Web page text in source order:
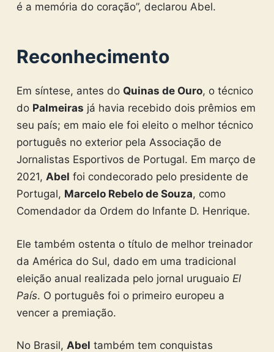
é a memória do coração”, declarou Abel.
Reconhecimento
Em síntese, antes do Quinas de Ouro, o técnico
do Palmeiras já havia recebido dois prêmios em
seu país; em maio ele foi eleito o melhor técnico
português no exterior pela Associação de
Jornalistas Esportivos de Portugal. Em março de
2021, Abel foi condecorado pelo presidente de
Portugal, Marcelo Rebelo de Souza, como
Comendador da Ordem do Infante D. Henrique.
Ele também ostenta o título de melhor treinador
da América do Sul, dado em uma tradicional
eleição anual realizada pelo jornal uruguaio El
País. O português foi o primeiro europeu a
vencer a premiação.
No Brasil, Abel também tem conquistas